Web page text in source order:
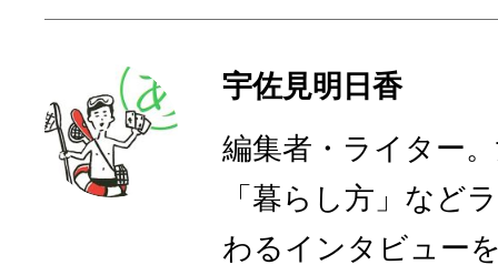
宇佐見明日香
編集者・ライター
「暮らし方」など
わるインタビュー